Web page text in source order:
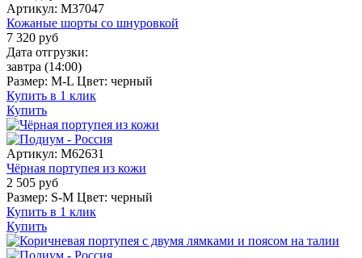
Артикул: M37047
Кожаные шорты со шнуровкой
7 320 руб
Дата отгрузки:
завтра (14:00)
Размер: M-L Цвет: черный
Купить в 1 клик
Купить
Артикул: M62631
Чёрная портупея из кожи
2 505 руб
Размер: S-M Цвет: черный
Купить в 1 клик
Купить